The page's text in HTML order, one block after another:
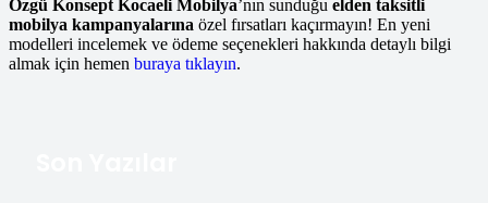
Özgü Konsept Kocaeli Mobilya’nın sunduğu elden taksitli
mobilya kampanyalarına özel fırsatları kaçırmayın! En yeni
modelleri incelemek ve ödeme seçenekleri hakkında detaylı bilgi
almak için hemen buraya tıklayın.